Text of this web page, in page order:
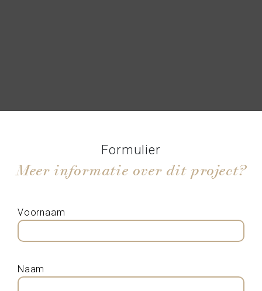
Formulier
Meer informatie over dit project?
Voornaam
Naam